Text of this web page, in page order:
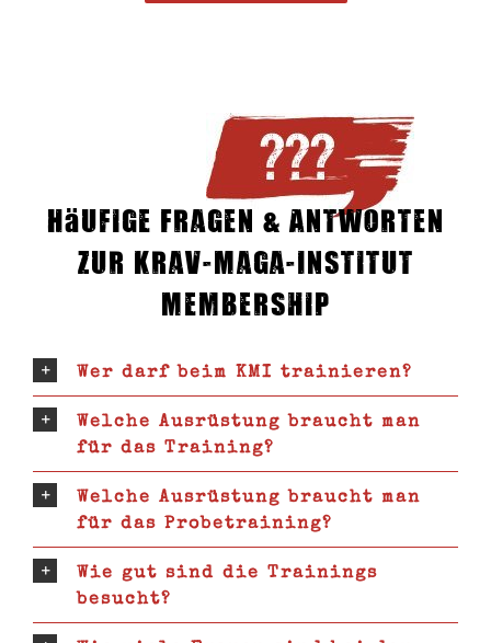
Häufige Fragen & Antworten
zur Krav-Maga-Institut
Membership
Wer darf beim KMI trainieren?
Welche Ausrüstung braucht man
für das Training?
Welche Ausrüstung braucht man
für das Probetraining?
Wie gut sind die Trainings
besucht?